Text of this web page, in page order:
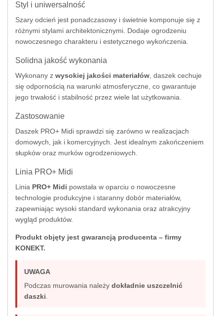
Styl i uniwersalność
Szary odcień jest ponadczasowy i świetnie komponuje się z
różnymi stylami architektonicznymi. Dodaje ogrodzeniu
nowoczesnego charakteru i estetycznego wykończenia.
Solidna jakość wykonania
Wykonany z wysokiej jakości materiałów , daszek cechuje
się odpornością na warunki atmosferyczne, co gwarantuje
jego trwałość i stabilność przez wiele lat użytkowania.
Zastosowanie
Daszek PRO+ Midi sprawdzi się zarówno w realizacjach
domowych, jak i komercyjnych. Jest idealnym zakończeniem
słupków oraz murków ogrodzeniowych.
Linia PRO+ Midi
Linia PRO+ Midi powstała w oparciu o nowoczesne
technologie produkcyjne i staranny dobór materiałów,
zapewniając wysoki standard wykonania oraz atrakcyjny
wygląd produktów.
Produkt objęty jest gwarancją producenta – firmy
KONEKT.
UWAGA
Podczas murowania należy dokładnie uszczelnić
daszki